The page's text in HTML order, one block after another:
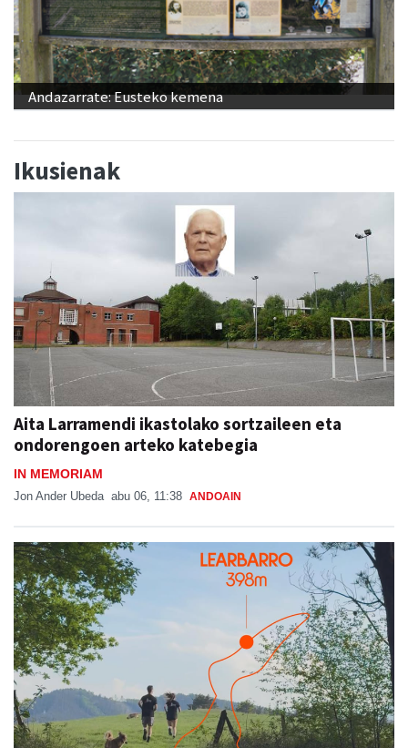
Andazarrate: Eusteko kemena
Ikusienak
Aita Larramendi ikastolako sortzaileen eta
ondorengoen arteko katebegia
IN MEMORIAM
Jon Ander Ubeda abu 06, 11:38 ANDOAIN